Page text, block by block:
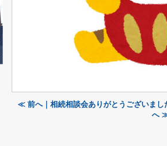
≪ 前へ｜相続相談会ありがとうございまし
へ